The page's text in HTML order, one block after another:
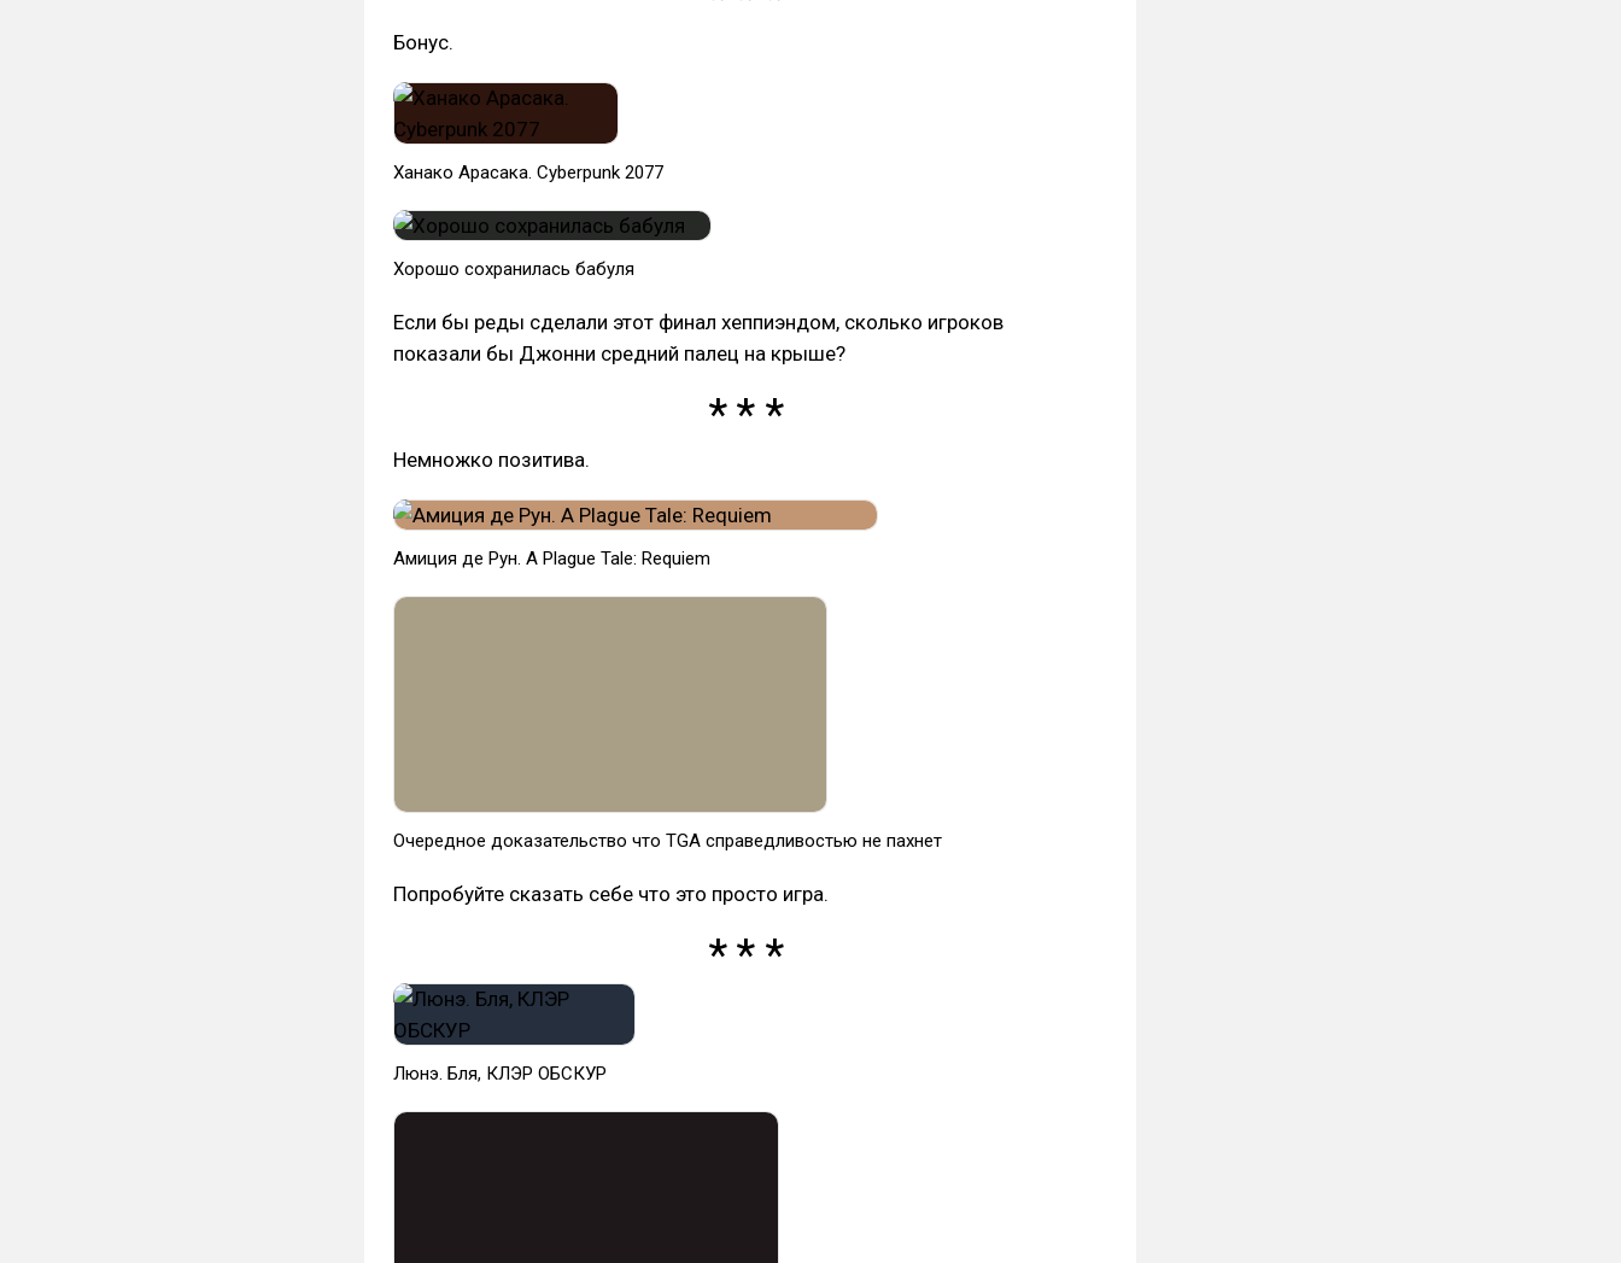
Бонус.
Ханако Арасака. Cyberpunk 2077
Хорошо сохранилась бабуля
Если бы реды сделали этот финал хеппиэндом, сколько игроков
показали бы Джонни средний палец на крыше?
Немножко позитива.
Амиция де Рун. A Plague Tale: Requiem
Очередное доказательство что TGA справедливостью не пахнет
Попробуйте сказать себе что это просто игра.
Люнэ. Бля, КЛЭР ОБСКУР